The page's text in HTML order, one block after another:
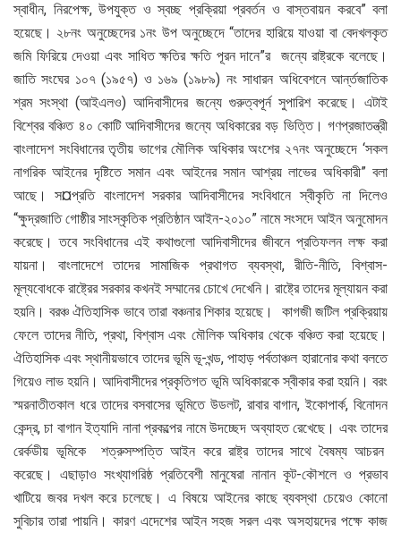
স্বাধীন, নিরপেক্ষ, উপযুক্ত ও স্বচ্ছ প্রক্রিয়া প্রবর্তন ও বাস্তবায়ন করবে” বলা
হয়েছে। ২৮নং অনুচ্ছেদের ১নং উপ অনুচ্ছেদে “তাদের হারিয়ে যাওয়া বা বেদখলকৃত
জমি ফিরিয়ে দেওয়া এবং সাধিত ক্ষতির ক্ষতি পূরন দানে”র জন্যে রাষ্ট্রকে বলেছে।
জাতি সংঘের ১০৭ (১৯৫৭) ও ১৬৯ (১৯৮৯) নং সাধারন অধিবেশনে আর্ন্তজাতিক
শ্রম সংস্থা (আইএলও) আদিবাসীদের জন্যে গুরুত্বপূর্ন সুপারিশ করেছে। এটাই
বিশ্বের বঞ্চিত ৪০ কোটি আদিবাসীদের জন্যে অধিকারের বড় ভিত্তি। গণপ্রজাতন্ত্রী
বাংলাদেশ সংবিধানের তৃতীয় ভাগের মৌলিক অধিকার অংশের ২৭নং অনুচ্ছেদে ‘সকল
নাগরিক আইনের দৃষ্টিতে সমান এবং আইনের সমান আশ্রয় লাভের অধিকারী” বলা
আছে। স¤প্রতি বাংলাদেশ সরকার আদিবাসীদের সংবিধানে স্বীকৃতি না দিলেও
“ক্ষুদ্রজাতি গোষ্ঠীর সাংস্কৃতিক প্রতিষ্ঠান আইন-২০১০” নামে সংসদে আইন অনুমোদন
করেছে। তবে সংবিধানের এই কথাগুলো আদিবাসীদের জীবনে প্রতিফলন লক্ষ করা
যায়না। বাংলাদেশে তাদের সামাজিক প্রথাগত ব্যবস্থা, রীতি-নীতি, বিশ্বাস-
মূল্যবোধকে রাষ্ট্রের সরকার কখনই সম্মানের চোখে দেখেনি। রাষ্ট্রে তাদের মূল্যায়ন করা
হয়নি। বরঞ্চ ঐতিহাসিক ভাবে তারা বঞ্চনার শিকার হয়েছে। কাগজী জটিল প্রক্রিয়ায়
ফেলে তাদের নীতি, প্রথা, বিশ্বাস এবং মৌলিক অধিকার থেকে বঞ্চিত করা হয়েছে।
ঐতিহাসিক এবং স্থানীয়ভাবে তাদের ভূমি ভূ-খন্ড, পাহাড় পর্বতাঞ্চল হারানোর কথা বলতে
গিয়েও লাভ হয়নি। আদিবাসীদের প্রকৃতিগত ভূমি অধিকারকে স্বীকার করা হয়নি। বরং
স্মরনাতীতকাল ধরে তাদের বসবাসের ভূমিতে উডলট, রাবার বাগান, ইকোপার্ক, বিনোদন
কেন্দ্র, চা বাগান ইত্যাদি নানা প্রকল্পের নামে উদচ্ছেদ অব্যাহত রেখেছে। এবং তাদের
রের্কডীয় ভূমিকে শত্রুসম্পত্তি আইন করে রাষ্ট্র তাদের সাথে বৈষম্য আচরন
করেছে। এছাড়াও সংখ্যাগরিষ্ঠ প্রতিবেশী মানুষেরা নানান কূট-কৌশলে ও প্রভাব
খাটিয়ে জবর দখল করে চলেছে। এ বিষয়ে আইনের কাছে ব্যবস্থা চেয়েও কোনো
সুবিচার তারা পায়নি। কারণ এদেশের আইন সহজ সরল এবং অসহায়দের পক্ষে কাজ